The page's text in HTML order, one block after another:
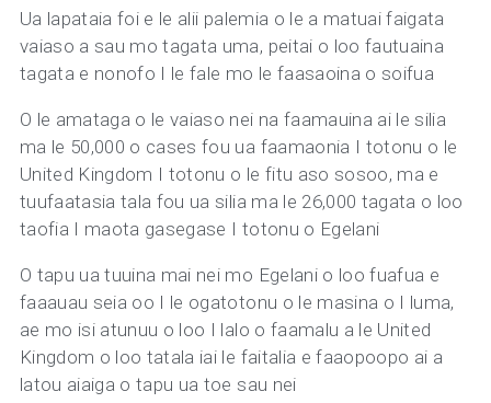
Ua lapataia foi e le alii palemia o le a matuai faigata
vaiaso a sau mo tagata uma, peitai o loo fautuaina
tagata e nonofo I le fale mo le faasaoina o soifua
O le amataga o le vaiaso nei na faamauina ai le silia
ma le 50,000 o cases fou ua faamaonia I totonu o le
United Kingdom I totonu o le fitu aso sosoo, ma e
tuufaatasia tala fou ua silia ma le 26,000 tagata o loo
taofia I maota gasegase I totonu o Egelani
O tapu ua tuuina mai nei mo Egelani o loo fuafua e
faaauau seia oo I le ogatotonu o le masina o I luma,
ae mo isi atunuu o loo I lalo o faamalu a le United
Kingdom o loo tatala iai le faitalia e faaopoopo ai a
latou aiaiga o tapu ua toe sau nei